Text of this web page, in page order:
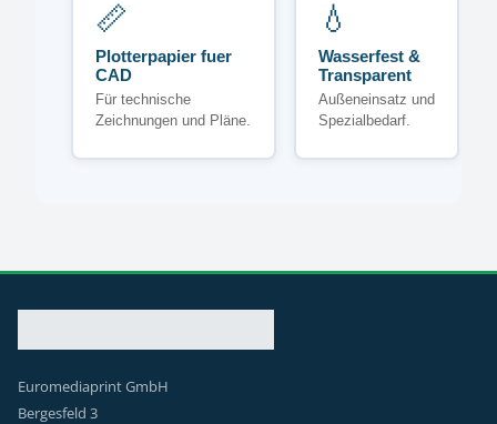
📏
Plotterpapier fuer
CAD
Für technische
Zeichnungen und Pläne.
💧
Wasserfest &
Transparent
Außeneinsatz und
Spezialbedarf.
Euromediaprint GmbH
Bergesfeld 3